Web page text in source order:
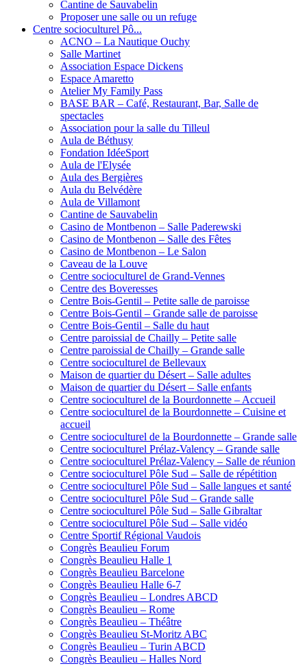
Cantine de Sauvabelin
Proposer une salle ou un refuge
Centre socioculturel Pô...
ACNO – La Nautique Ouchy
Salle Martinet
Association Espace Dickens
Espace Amaretto
Atelier My Family Pass
BASE BAR – Café, Restaurant, Bar, Salle de
spectacles
Association pour la salle du Tilleul
Aula de Béthusy
Fondation IdéeSport
Aula de l'Elysée
Aula des Bergières
Aula du Belvédère
Aula de Villamont
Cantine de Sauvabelin
Casino de Montbenon – Salle Paderewski
Casino de Montbenon – Salle des Fêtes
Casino de Montbenon – Le Salon
Caveau de la Louve
Centre socioculturel de Grand-Vennes
Centre des Boveresses
Centre Bois-Gentil – Petite salle de paroisse
Centre Bois-Gentil – Grande salle de paroisse
Centre Bois-Gentil – Salle du haut
Centre paroissial de Chailly – Petite salle
Centre paroissial de Chailly – Grande salle
Centre socioculturel de Bellevaux
Maison de quartier du Désert – Salle adultes
Maison de quartier du Désert – Salle enfants
Centre socioculturel de la Bourdonnette – Accueil
Centre socioculturel de la Bourdonnette – Cuisine et
accueil
Centre socioculturel de la Bourdonnette – Grande salle
Centre socioculturel Prélaz-Valency – Grande salle
Centre socioculturel Prélaz-Valency – Salle de réunion
Centre socioculturel Pôle Sud – Salle de répétition
Centre socioculturel Pôle Sud – Salle langues et santé
Centre socioculturel Pôle Sud – Grande salle
Centre socioculturel Pôle Sud – Salle Gibraltar
Centre socioculturel Pôle Sud – Salle vidéo
Centre Sportif Régional Vaudois
Congrès Beaulieu Forum
Congrès Beaulieu Halle 1
Congrès Beaulieu Barcelone
Congrès Beaulieu Halle 6-7
Congrès Beaulieu – Londres ABCD
Congrès Beaulieu – Rome
Congrès Beaulieu – Théâtre
Congrès Beaulieu St-Moritz ABC
Congrès Beaulieu – Turin ABCD
Congrès Beaulieu – Halles Nord